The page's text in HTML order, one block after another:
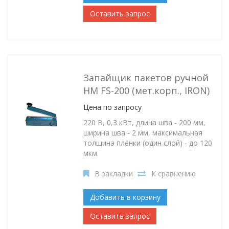
Оставить запрос
Запайщик пакетов ручной
HM FS-200 (мет.корп., IRON)
Цена по запросу
220 В, 0,3 кВт, длина шва - 200 мм,
ширина шва - 2 мм, максимальная
толщина плёнки (один слой) - до 120
мкм.
В закладки К сравнению
Добавить в корзину
Оставить запрос